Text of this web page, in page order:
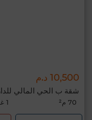
10,500 د.م
شقة ب الحي المالي للدار
70 م² 1 غرف